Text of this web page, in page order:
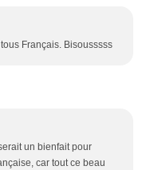
Français. Bisousssss
un bienfait pour
car tout ce beau